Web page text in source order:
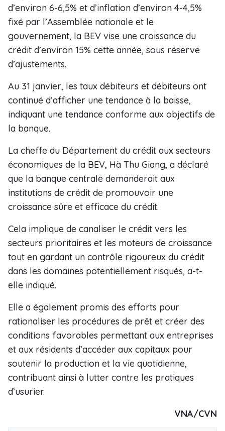
d’environ 6-6,5% et d’inflation d’environ 4-4,5%
fixé par l’Assemblée nationale et le
gouvernement, la BEV vise une croissance du
crédit d’environ 15% cette année, sous réserve
d’ajustements.
Au 31 janvier, les taux débiteurs et débiteurs ont
continué d’afficher une tendance à la baisse,
indiquant une tendance conforme aux objectifs de
la banque.
La cheffe du Département du crédit aux secteurs
économiques de la BEV, Hà Thu Giang, a déclaré
que la banque centrale demanderait aux
institutions de crédit de promouvoir une
croissance sûre et efficace du crédit.
Cela implique de canaliser le crédit vers les
secteurs prioritaires et les moteurs de croissance
tout en gardant un contrôle rigoureux du crédit
dans les domaines potentiellement risqués, a-t-
elle indiqué.
Elle a également promis des efforts pour
rationaliser les procédures de prêt et créer des
conditions favorables permettant aux entreprises
et aux résidents d’accéder aux capitaux pour
soutenir la production et la vie quotidienne,
contribuant ainsi à lutter contre les pratiques
d’usurier.
VNA/CVN